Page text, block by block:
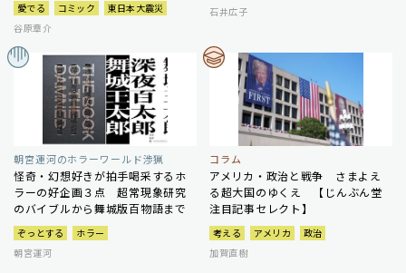
愛でる コミック
東日本大震災
谷原章介
石井広子
朝宮運河のホラーワールド渉猟
怪奇・幻想好きが拍手喝采するホ
ラーの好企画３点 超常現象研究
のバイブルから舞城版百物語まで
ぞっとする
ホラー
朝宮運河
コラム
アメリカ・政治と戦争 さまよえ
る超大国のゆくえ 【じんぶん堂
注目記事セレクト】
考える アメリカ
政治
加賀直樹